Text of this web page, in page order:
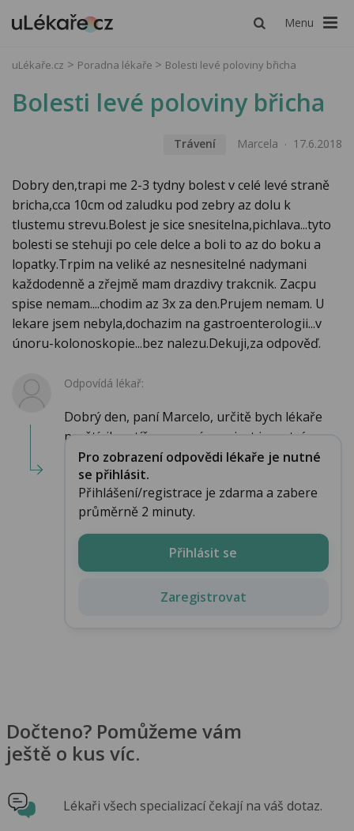
Menu
uLékaře.cz Poradna lékaře Bolesti levé poloviny břicha
Bolesti levé poloviny břicha
Trávení Marcela 17.6.2018
Dobry den,trapi me 2-3 tydny bolest v celé levé straně
bricha,cca 10cm od zaludku pod zebry az dolu k
tlustemu strevu.Bolest je sice snesitelna,pichlava...tyto
bolesti se stehuji po cele delce a boli to az do boku a
lopatky.Trpim na veliké az nesnesitelné nadymani
každodenně a zřejmě mam drazdivy trakcnik. Zacpu
spise nemam....chodim az 3x za den.Prujem nemam. U
lekare jsem nebyla,dochazim na gastroenterologii...v
únoru-kolonoskopie...bez nalezu.Dekuji,za odpověď.
Odpovídá lékař:
Dobrý den, paní Marcelo, určitě bych lékaře
navštívil, potíže nemusí souviset jen s tráv...
Pro zobrazení odpovědi lékaře je nutné
se přihlásit.
Přihlášení/registrace je zdarma a zabere
průměrně 2 minuty.
Přihlásit se
Zaregistrovat
Dočteno? Pomůžeme vám
ještě o kus víc.
Lékaři všech specializací čekají na váš dotaz.